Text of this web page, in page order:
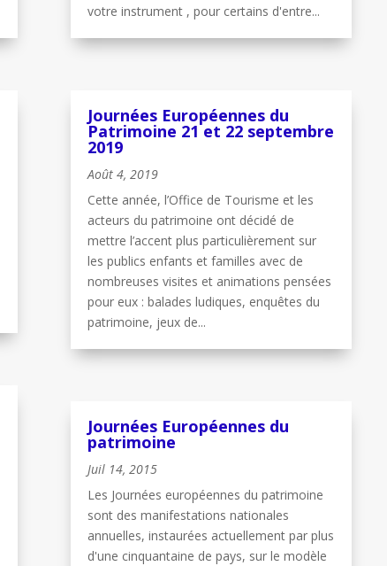
votre instrument , pour certains d'entre...
Journées Européennes du
Patrimoine 21 et 22 septembre
2019
Août 4, 2019
Cette année, l’Office de Tourisme et les
acteurs du patrimoine ont décidé de
mettre l’accent plus particulièrement sur
les publics enfants et familles avec de
nombreuses visites et animations pensées
pour eux : balades ludiques, enquêtes du
patrimoine, jeux de...
Journées Européennes du
patrimoine
Juil 14, 2015
Les Journées européennes du patrimoine
sont des manifestations nationales
annuelles, instaurées actuellement par plus
d'une cinquantaine de pays, sur le modèle